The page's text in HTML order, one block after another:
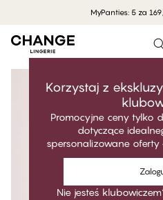
MyPanties: 5 za
Korzystaj z
Promocyjne ceny tylko
dotyczące
spersonalizowane
Nie jesteś